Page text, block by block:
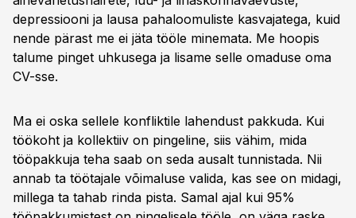
depressiooni ja lausa pahaloomuliste kasvajatega, kuid
nende pärast me ei jäta tööle minemata. Me hoopis
talume pinget uhkusega ja lisame selle omaduse oma
CV-sse.
Ma ei oska sellele konfliktile lahendust pakkuda. Kui
töökoht ja kollektiiv on pingeline, siis vähim, mida
tööpakkuja teha saab on seda ausalt tunnistada. Nii
annab ta töötajale võimaluse valida, kas see on midagi,
millega ta tahab rinda pista. Samal ajal kui 95%